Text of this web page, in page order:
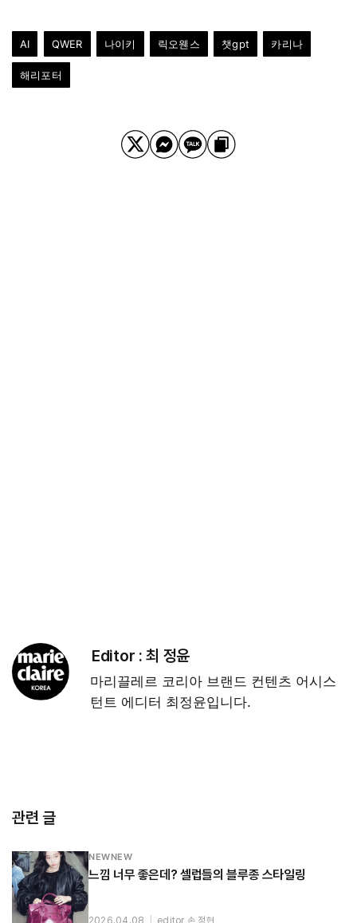
AI QWER 나이키 릭오웬스 챗gpt 카리나
해리포터
Editor :최 정윤
마리끌레르 코리아 브랜드 컨텐츠 어시스
턴트 에디터 최정윤입니다.
관련 글
NEWNEW
느낌 너무 좋은데? 셀럽들의 블루종 스타일링
2026.04.08 editor 손 정현